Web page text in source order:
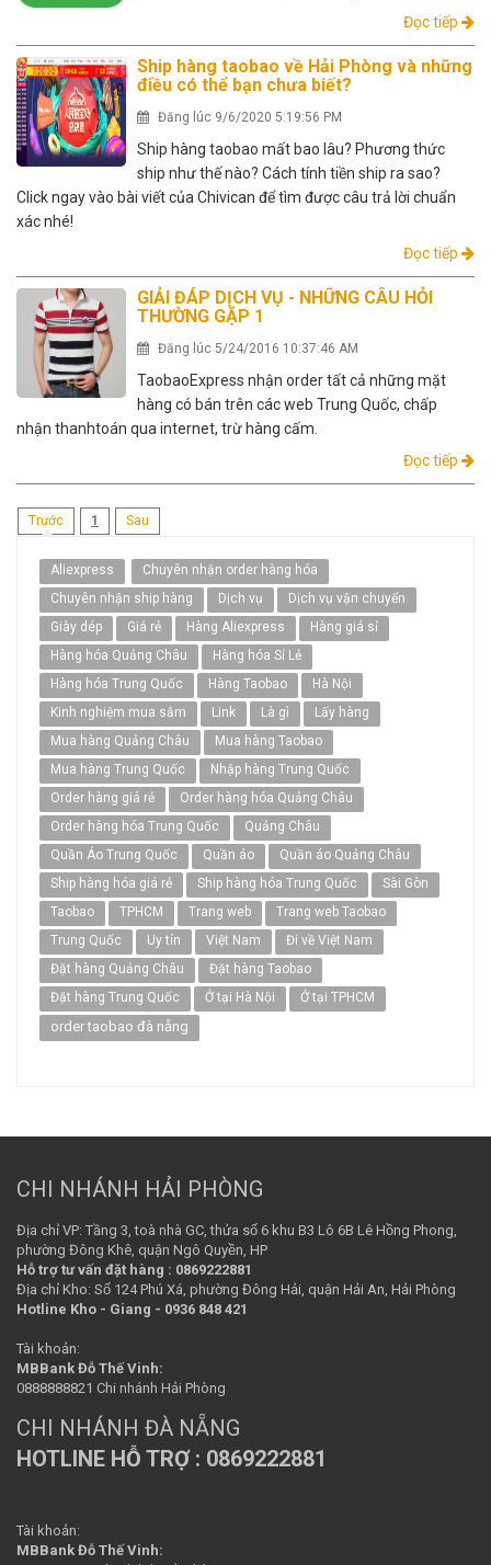
Đọc tiếp
Ship hàng taobao về Hải Phòng và những
điều có thể bạn chưa biết?
Đăng lúc 9/6/2020 5:19:56 PM
Ship hàng taobao mất bao lâu? Phương thức
ship như thế nào? Cách tính tiền ship ra sao?
Click ngay vào bài viết của Chivican để tìm được câu trả lời chuẩn
xác nhé!
Đọc tiếp
GIẢI ĐÁP DỊCH VỤ - NHỮNG CÂU HỎI
THƯỜNG GẶP 1
Đăng lúc 5/24/2016 10:37:46 AM
TaobaoExpress nhận order tất cả những mặt
hàng có bán trên các web Trung Quốc, chấp
nhận thanhtoán qua internet, trừ hàng cấm.
Đọc tiếp
Trước 1 (current)
Sau
Aliexpress
Chuyên nhận order hàng hóa
Chuyên nhận ship hàng
Dịch vụ
Dịch vụ vận chuyển
Giày dép
Giá rẻ Hàng Aliexpress
Hàng giá sỉ
Hàng hóa Quảng Châu
Hàng hóa Sỉ Lẻ
Hàng hóa Trung Quốc
Hàng Taobao
Hà Nội
Kinh nghiệm mua sắm
Link Là gì
Lấy hàng
Mua hàng Quảng Châu
Mua hàng Taobao
Mua hàng Trung Quốc
Nhập hàng Trung Quốc
Order hàng giá rẻ
Order hàng hóa Quảng Châu
Order hàng hóa Trung Quốc
Quảng Châu
Quần Áo Trung Quốc
Quần áo
Quần áo Quảng Châu
Ship hàng hóa giá rẻ
Ship hàng hóa Trung Quốc
Sài Gòn
Taobao
TPHCM Trang web
Trang web Taobao
Trung Quốc
Uy tín Việt Nam
Đi về Việt Nam
Đặt hàng Quảng Châu
Đặt hàng Taobao
Đặt hàng Trung Quốc
Ở tại Hà Nội Ở tại TPHCM
order taobao đà nẵng
CHI NHÁNH HẢI PHÒNG
Địa chỉ VP: Tầng 3, toà nhà GC, thửa số 6 khu B3 Lô 6B Lê Hồng Phong,
phường Đông Khê, quận Ngô Quyền, HP
Hỗ trợ tư vấn đặt hàng : 0869222881
Địa chỉ Kho: Số 124 Phú Xá, phường Đông Hải, quận Hải An, Hải Phòng
Hotline Kho - Giang - 0936 848 421
Tài khoản:
MBBank Đỗ Thế Vinh:
0888888821 Chi nhánh Hải Phòng
CHI NHÁNH ĐÀ NẴNG
HOTLINE HỖ TRỢ : 0869222881
Tài khoản:
MBBank Đỗ Thế Vinh: